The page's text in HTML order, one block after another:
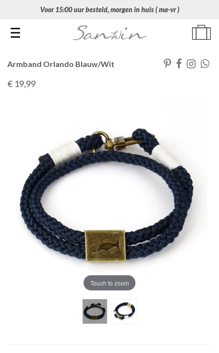
Voor 15:00 uur besteld, morgen in huis ( ma-vr )
Toggle navigation
Armband Orlando Blauw/Wit
€ 19,99
Touch to zoom